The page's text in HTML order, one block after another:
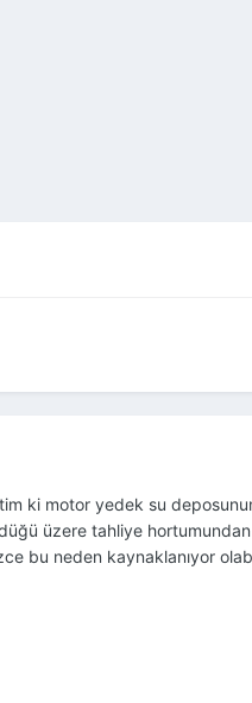
ki motor yedek su
üzere tahliye
bu neden kaynaklanıyor